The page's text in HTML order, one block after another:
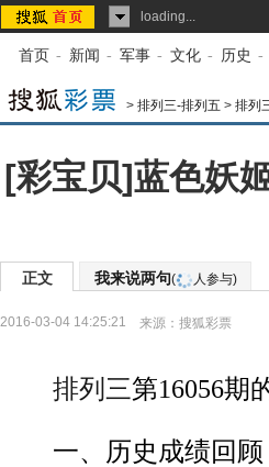
loading...
首页 - 新闻 - 军事 - 文化 - 历史 -
> 排列三-排列五 > 排列
[彩宝贝]蓝色妖
正文 我来说两句( 人参与)
2016-03-04 14:25:21 来源： 搜狐彩票
排列三第16056期
一、历史成绩回顾